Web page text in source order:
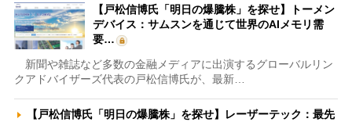
【戸松信博氏「明日の爆騰株」を探せ】トーメン
デバイス：サムスンを通じて世界のAIメモリ需
要…
新聞や雑誌など多数の金融メディアに出演するグローバルリン
クアドバイザーズ代表の戸松信博氏が、最新…
【戸松信博氏「明日の爆騰株」を探せ】レーザーテック：最先